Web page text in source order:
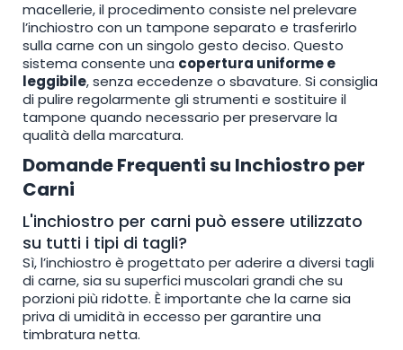
macellerie, il procedimento consiste nel prelevare
l’inchiostro con un tampone separato e trasferirlo
sulla carne con un singolo gesto deciso. Questo
sistema consente una copertura uniforme e
leggibile, senza eccedenze o sbavature. Si consiglia
di pulire regolarmente gli strumenti e sostituire il
tampone quando necessario per preservare la
qualità della marcatura.
Domande Frequenti su Inchiostro per
Carni
L'inchiostro per carni può essere utilizzato
su tutti i tipi di tagli?
Sì, l’inchiostro è progettato per aderire a diversi tagli
di carne, sia su superfici muscolari grandi che su
porzioni più ridotte. È importante che la carne sia
priva di umidità in eccesso per garantire una
timbratura netta.